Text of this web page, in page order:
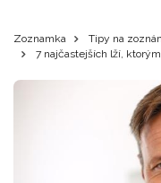
Zoznamka Tipy na
7 najčastejších lží,